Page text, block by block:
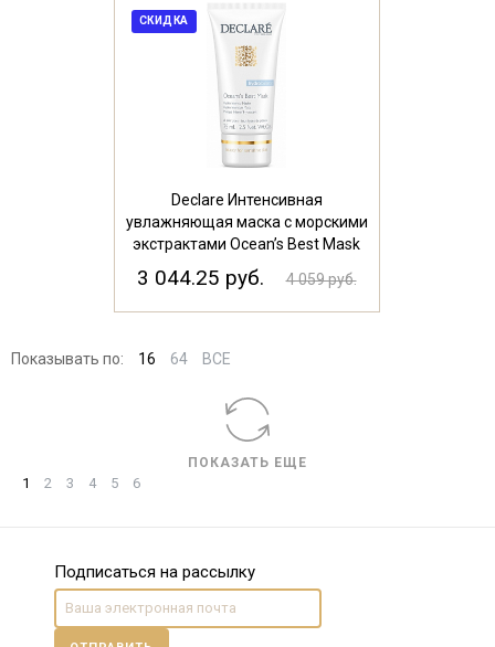
СКИДКА
Declare Интенсивная
увлажняющая маска с морскими
экстрактами Ocean’s Best Mask
75мл
3 044.25 руб. 4 059 руб.
Показывать по: 16 64 ВСЕ
ПОКАЗАТЬ ЕЩЕ
1 2 3 4 5 6
Подписаться на рассылку